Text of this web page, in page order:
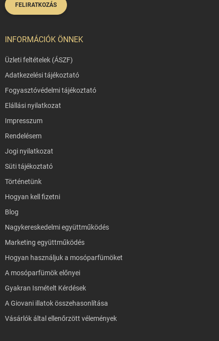
FELIRATKOZÁS
INFORMÁCIÓK ÖNNEK
Üzleti feltételek (ÁSZF)
Adatkezelési tájékoztató
Fogyasztóvédelmi tájékoztató
Elállási nyilatkozat
Impresszum
Rendelésem
Jogi nyilatkozat
Süti tájékoztató
Történetünk
Hogyan kell fizetni
Blog
Nagykereskedelmi együttműködés
Marketing együttműködés
Hogyan használjuk a mosóparfümöket
A mosóparfümök előnyei
Gyakran Ismételt Kérdések
A Giovani illatok összehasonlítása
Vásárlók által ellenőrzött vélemények